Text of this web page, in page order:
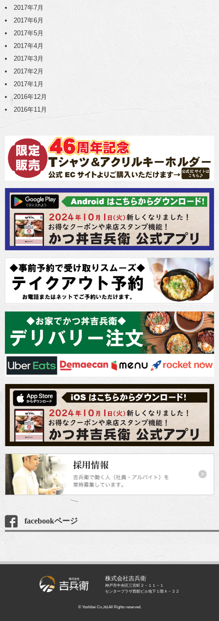
2017年7月
2017年6月
2017年5月
2017年4月
2017年3月
2017年2月
2017年1月
2016年12月
2016年11月
facebookページ
株式会社吉兵衛
神戸市中央区三宮町２－１１－１
センタープラザ西館ビル地下１階Ａ－２２
© Yoshibei Co.,ltd.All Rights reserved.